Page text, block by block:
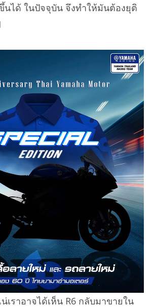
นได้ ในปัจจุบัน จึงทำให้มันต้องยุติ
เราอาจได้เห็น R6 กลับมาขายใน